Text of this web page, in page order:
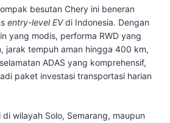
besutan Chery ini beneran
entry-level EVdi Indonesia. Dengan
yang modis, performa RWD yang
jarak tempuh aman hingga 400 km,
ADAS yang komprehensif,
paket investasi transportasi harian
wilayah Solo, Semarang, maupun